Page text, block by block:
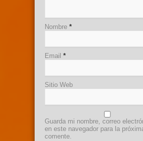
Nombre *
Email *
Sitio Web
Guarda mi nombre, correo
en este navegador para la
comente.